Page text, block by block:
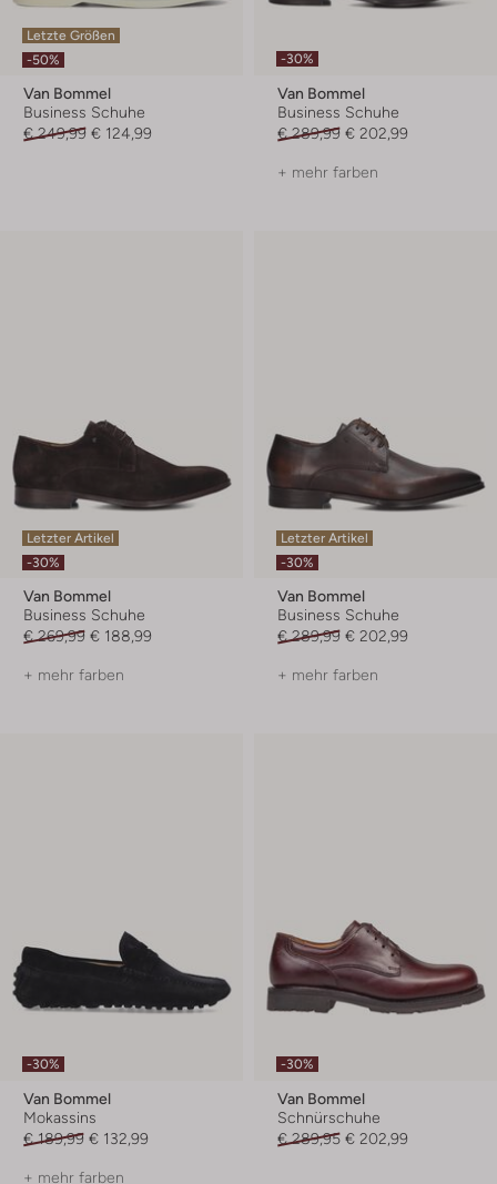
Letzte Größen
-50%
Van Bommel
Business Schuhe
€ 249,99 € 124,99
-30%
Van Bommel
Business Schuhe
€ 289,99 € 202,99
+ mehr farben
Letzter Artikel
-30%
Van Bommel
Business Schuhe
€ 269,99 € 188,99
+ mehr farben
Letzter Artikel
-30%
Van Bommel
Business Schuhe
€ 289,99 € 202,99
+ mehr farben
-30%
Van Bommel
Mokassins
€ 189,99 € 132,99
+ mehr farben
-30%
Van Bommel
Schnürschuhe
€ 289,95 € 202,99